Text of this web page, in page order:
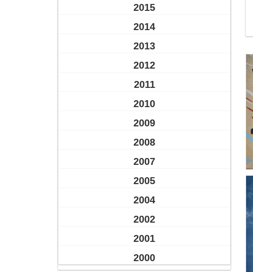
2015
2014
2013
2012
2011
2010
2009
2008
2007
2005
2004
2002
2001
2000